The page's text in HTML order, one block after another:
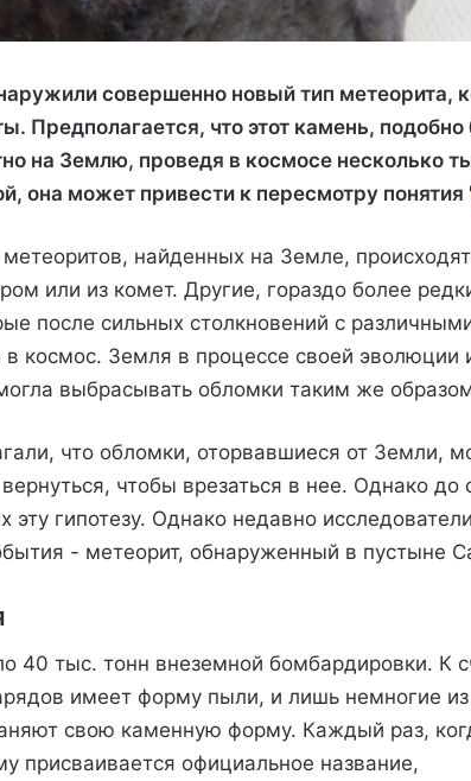
совершенно новый тип метеорита,
Предполагается, что этот камень, подобно
на Землю, проведя в космосе несколько
она может привести к пересмотру понятия
найденных на Земле,
или из комет. Другие, гораздо более
после сильных столкновений с
космос. Земля в процессе своей эволюции
выбрасывать обломки таким же
что обломки, оторвавшиеся от Земли,
чтобы врезаться в нее. Однако до
гипотезу. Однако недавно
- метеорит, обнаруженный в пустыне
40 тыс. тонн внеземной бомбардировки. К
имеет форму пыли, и лишь немногие из
свою каменную форму. Каждый раз,
присваивается официальное название,